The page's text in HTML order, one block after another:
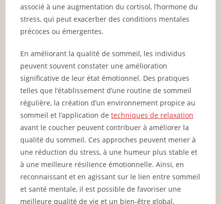
associé à une augmentation du cortisol, l’hormone du
stress, qui peut exacerber des conditions mentales
précoces ou émergentes.
En améliorant la qualité de sommeil, les individus
peuvent souvent constater une amélioration
significative de leur état émotionnel. Des pratiques
telles que l’établissement d’une routine de sommeil
régulière, la création d’un environnement propice au
sommeil et l’application detechniques de relaxation
avant le coucher peuvent contribuer à améliorer la
qualité du sommeil. Ces approches peuvent mener à
une réduction du stress, à une humeur plus stable et
à une meilleure résilience émotionnelle. Ainsi, en
reconnaissant et en agissant sur le lien entre sommeil
et santé mentale, il est possible de favoriser une
meilleure qualité de vie et un bien-être global.